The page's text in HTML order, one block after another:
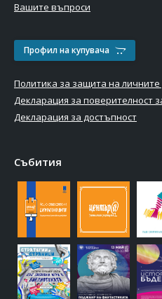
Вашите въпроси
Профил на купувача
Политика за защита на
Декларация за поверителност
Декларация за достъпност
Събития